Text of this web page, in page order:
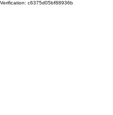
Verification: c6375d05bf88936b